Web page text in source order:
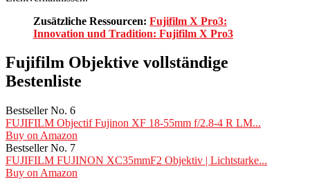
Zusätzliche Ressourcen: Fujifilm X Pro3:
Innovation und Tradition: Fujifilm X Pro3
Fujifilm Objektive vollständige
Bestenliste
Bestseller No. 6
FUJIFILM Objectif Fujinon XF 18-55mm f/2.8-4 R LM...
Buy on Amazon
Bestseller No. 7
FUJIFILM FUJINON XC35mmF2 Objektiv | Lichtstarke...
Buy on Amazon